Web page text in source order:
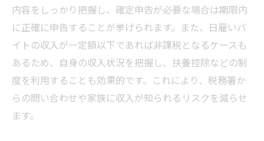
内容をしっかり把握し、確定申告が必要な場合は期限内
に正確に申告することが挙げられます。また、日雇いバ
イトの収入が一定額以下であれば非課税となるケースも
あるため、自身の収入状況を把握し、扶養控除などの制
度を利用することも効果的です。これにより、税務署か
らの問い合わせや家族に収入が知られるリスクを減らせ
ます。